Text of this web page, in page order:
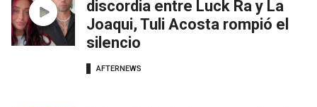
discordia entre Luck Ra y La
Joaqui, Tuli Acosta rompió el
silencio
AFTERNEWS